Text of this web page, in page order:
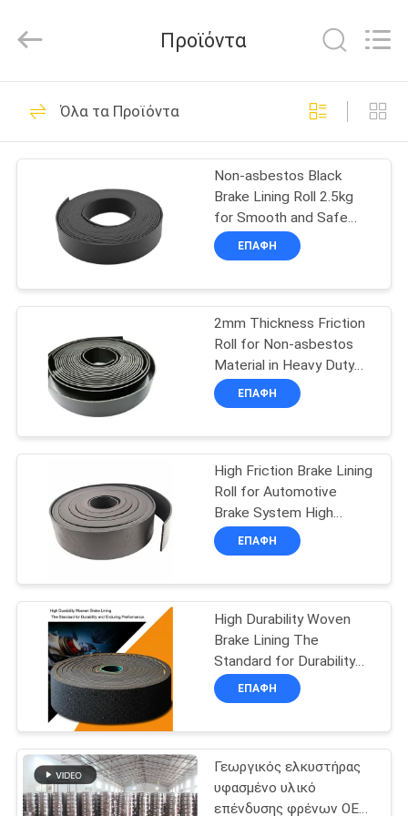
ΣΠΊΤΙ
ΠΡΟΪΌΝΤΑ
ΠΕΡΊΠΟΥ
ΕΜΕΊΣ
ΓΎΡΟΣ
ΕΡΓΟΣΤΑΣΊΩΝ
ΠΟΙΟΤΙΚΌΣ
ΈΛΕΓΧΟΣ
ΕΛΆΤΕ
ΜΕ
ΖΗΤΉΣΤΕ
ΈΝΑ
ΑΠΌΣΠΑΣΜΑ
SITEMAP
Reserved.
Ρόλος επένδυσης
42
Επένδυση ρόλων
φρένων
23
Υφαμένος ρόλος
επένδυσης φρένων
Υλικό φραγμών
φρένων
Προϊόντα
Όλα τα Προϊόντα
Non-asbestos Black
Brake Lining Roll 2.5kg
for Smooth and Safe
Braking Solutions
ΕΠΑΦΉ
2mm Thickness Friction
Roll for Non-asbestos
Material in Heavy Duty
Applications
ΕΠΑΦΉ
High Friction Brake Lining
Roll for Automotive
Brake System High
Durability and Long-
lasting
ΕΠΑΦΉ
High Durability Woven
Brake Lining The
Standard for Durability
and Enduring
Performance
ΕΠΑΦΉ
Γεωργικός ελκυστήρας
υφασμένο υλικό
επένδυσης φρένων OEM